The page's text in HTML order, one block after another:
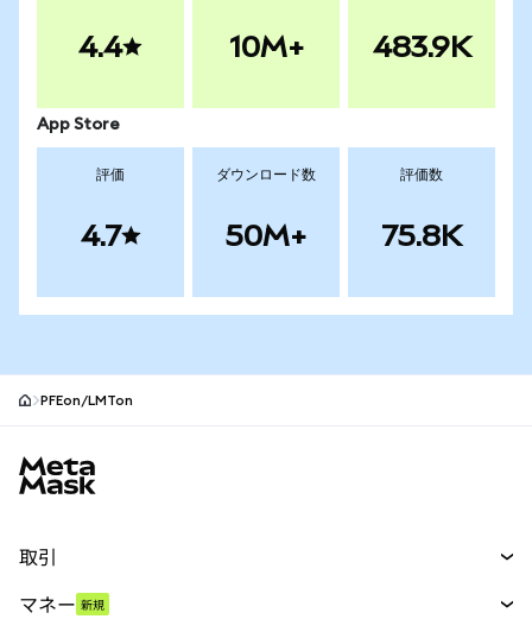
4.4 10M+ 483.9K
App Store
評価
4.7
ダウンロード数
50M+
評価数
75.8K
PFEon/LMTon
取引
マネー 新規